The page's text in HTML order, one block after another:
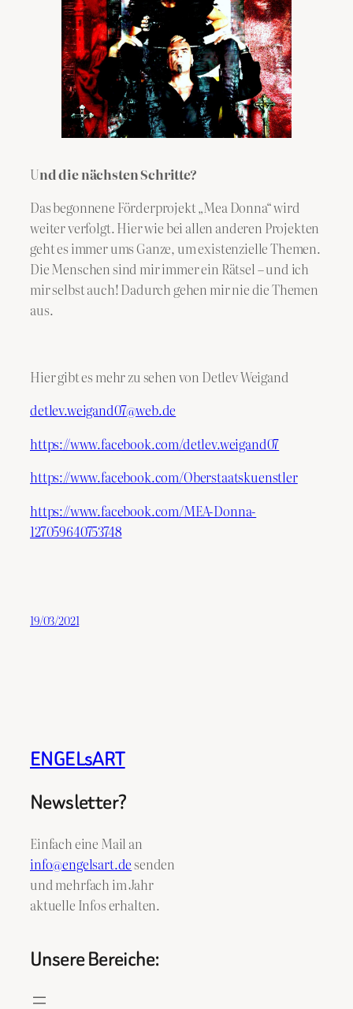
​Und die nächsten Schritte?
Das begonnene Förderprojekt „Mea Donna“ wird
weiter verfolgt. Hier wie bei allen anderen Projekten
geht es immer ums Ganze, um existenzielle Themen.
Die Menschen sind mir immer ein Rätsel – und ich
mir selbst auch! Dadurch gehen mir nie die Themen
aus.
Hier gibt es mehr zu sehen von Detlev Weigand
detlev.weigand07@web.de
https://www.facebook.com/detlev.weigand07
https://www.facebook.com/Oberstaatskuenstler
https://www.facebook.com/MEA-Donna-
127059640753748
19/03/2021
ENGELsART
Newsletter?
Einfach eine Mail an
info@engelsart.desenden
und mehrfach im Jahr
aktuelle Infos erhalten.
Unsere Bereiche: